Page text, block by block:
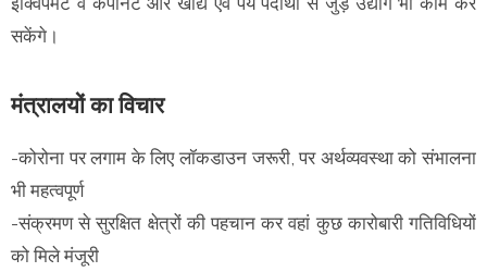
सकेंगे।
मंत्रालयों का विचार
-कोरोना पर लगाम के लिए लॉकडाउन जरूरी, पर अर्थव्यवस्था को संभालना
भी महत्वपूर्ण
-संक्रमण से सुरक्षित क्षेत्रों की पहचान कर वहां कुछ कारोबारी गतिविधियों
को मिले मंजूरी